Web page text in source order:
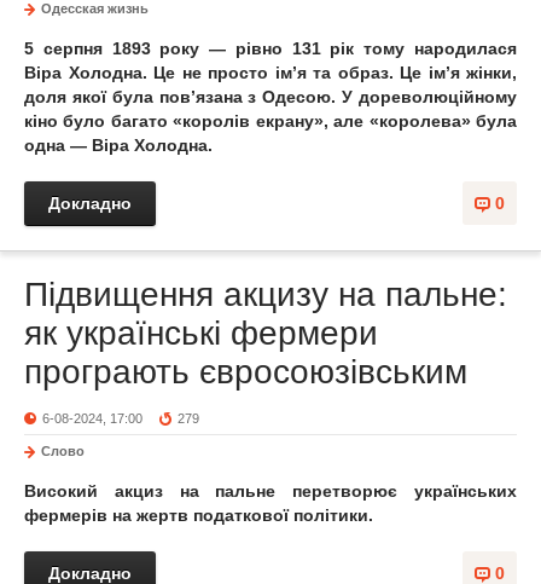
Одесская жизнь
5 серпня 1893 року — рівно 131 рік тому народилася
Віра Холодна. Це не просто ім’я та образ. Це ім’я жінки,
доля якої була пов’язана з Одесою. У дореволюційному
кіно було багато «королів екрану», але «королева» була
одна — Віра Холодна.
0
Докладно
Підвищення акцизу на пальне:
як українські фермери
програють євросоюзівським
6-08-2024, 17:00 279
Слово
Високий акциз на пальне перетворює українських
фермерів на жертв податкової політики.
0
Докладно